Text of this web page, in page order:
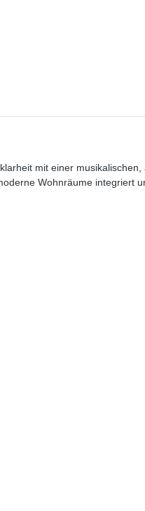
mit einer musikalischen,
Wohnräume integriert